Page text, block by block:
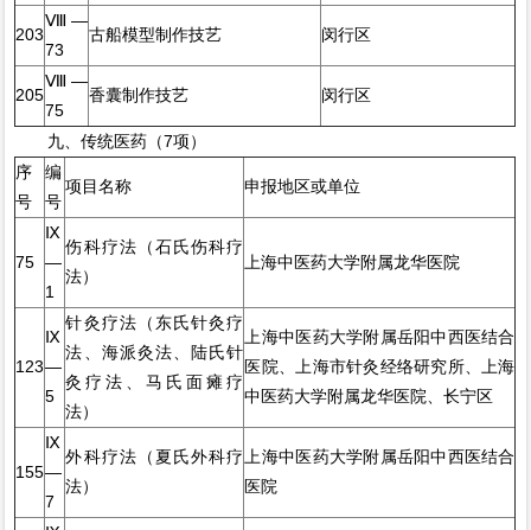
203
Ⅷ—
73
古船模型制作技艺 闵行区
205
Ⅷ—
75
香囊制作技艺 闵行区
九、传统医药（7项）
序
号
编
号
项目名称 申报地区或单位
75
Ⅸ
—
1
伤科疗法（石氏伤科疗
法）
上海中医药大学附属龙华医院
123
Ⅸ
—
5
针灸疗法（东氏针灸疗
法、海派灸法、陆氏针
灸疗法、马氏面瘫疗
法）
上海中医药大学附属岳阳中西医结合
医院、上海市针灸经络研究所、上海
中医药大学附属龙华医院、长宁区
155
Ⅸ
—
7
外科疗法（夏氏外科疗
法）
上海中医药大学附属岳阳中西医结合
医院